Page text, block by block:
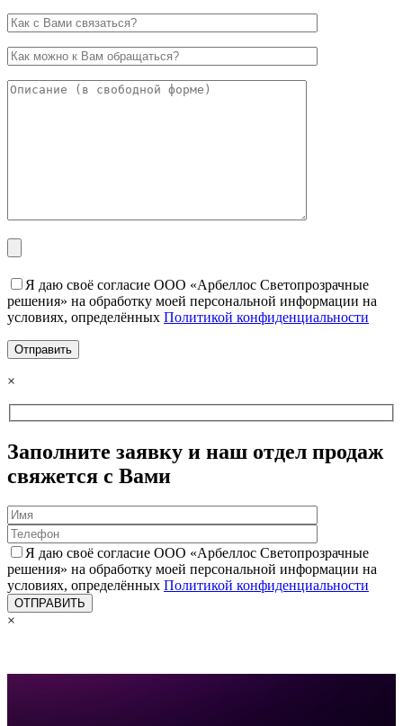
Я даю своё согласие ООО «Арбеллос Светопрозрачные
решения» на обработку моей персональной информации на
условиях, определённых Политикой конфиденциальности
×
Заполните заявку и наш отдел продаж
свяжется с Вами
Я даю своё согласие ООО «Арбеллос Светопрозрачные
решения» на обработку моей персональной информации на
условиях, определённых Политикой конфиденциальности
×